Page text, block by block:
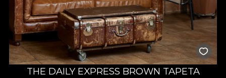
THE DAILY EXPRESS BROWN TAPETA